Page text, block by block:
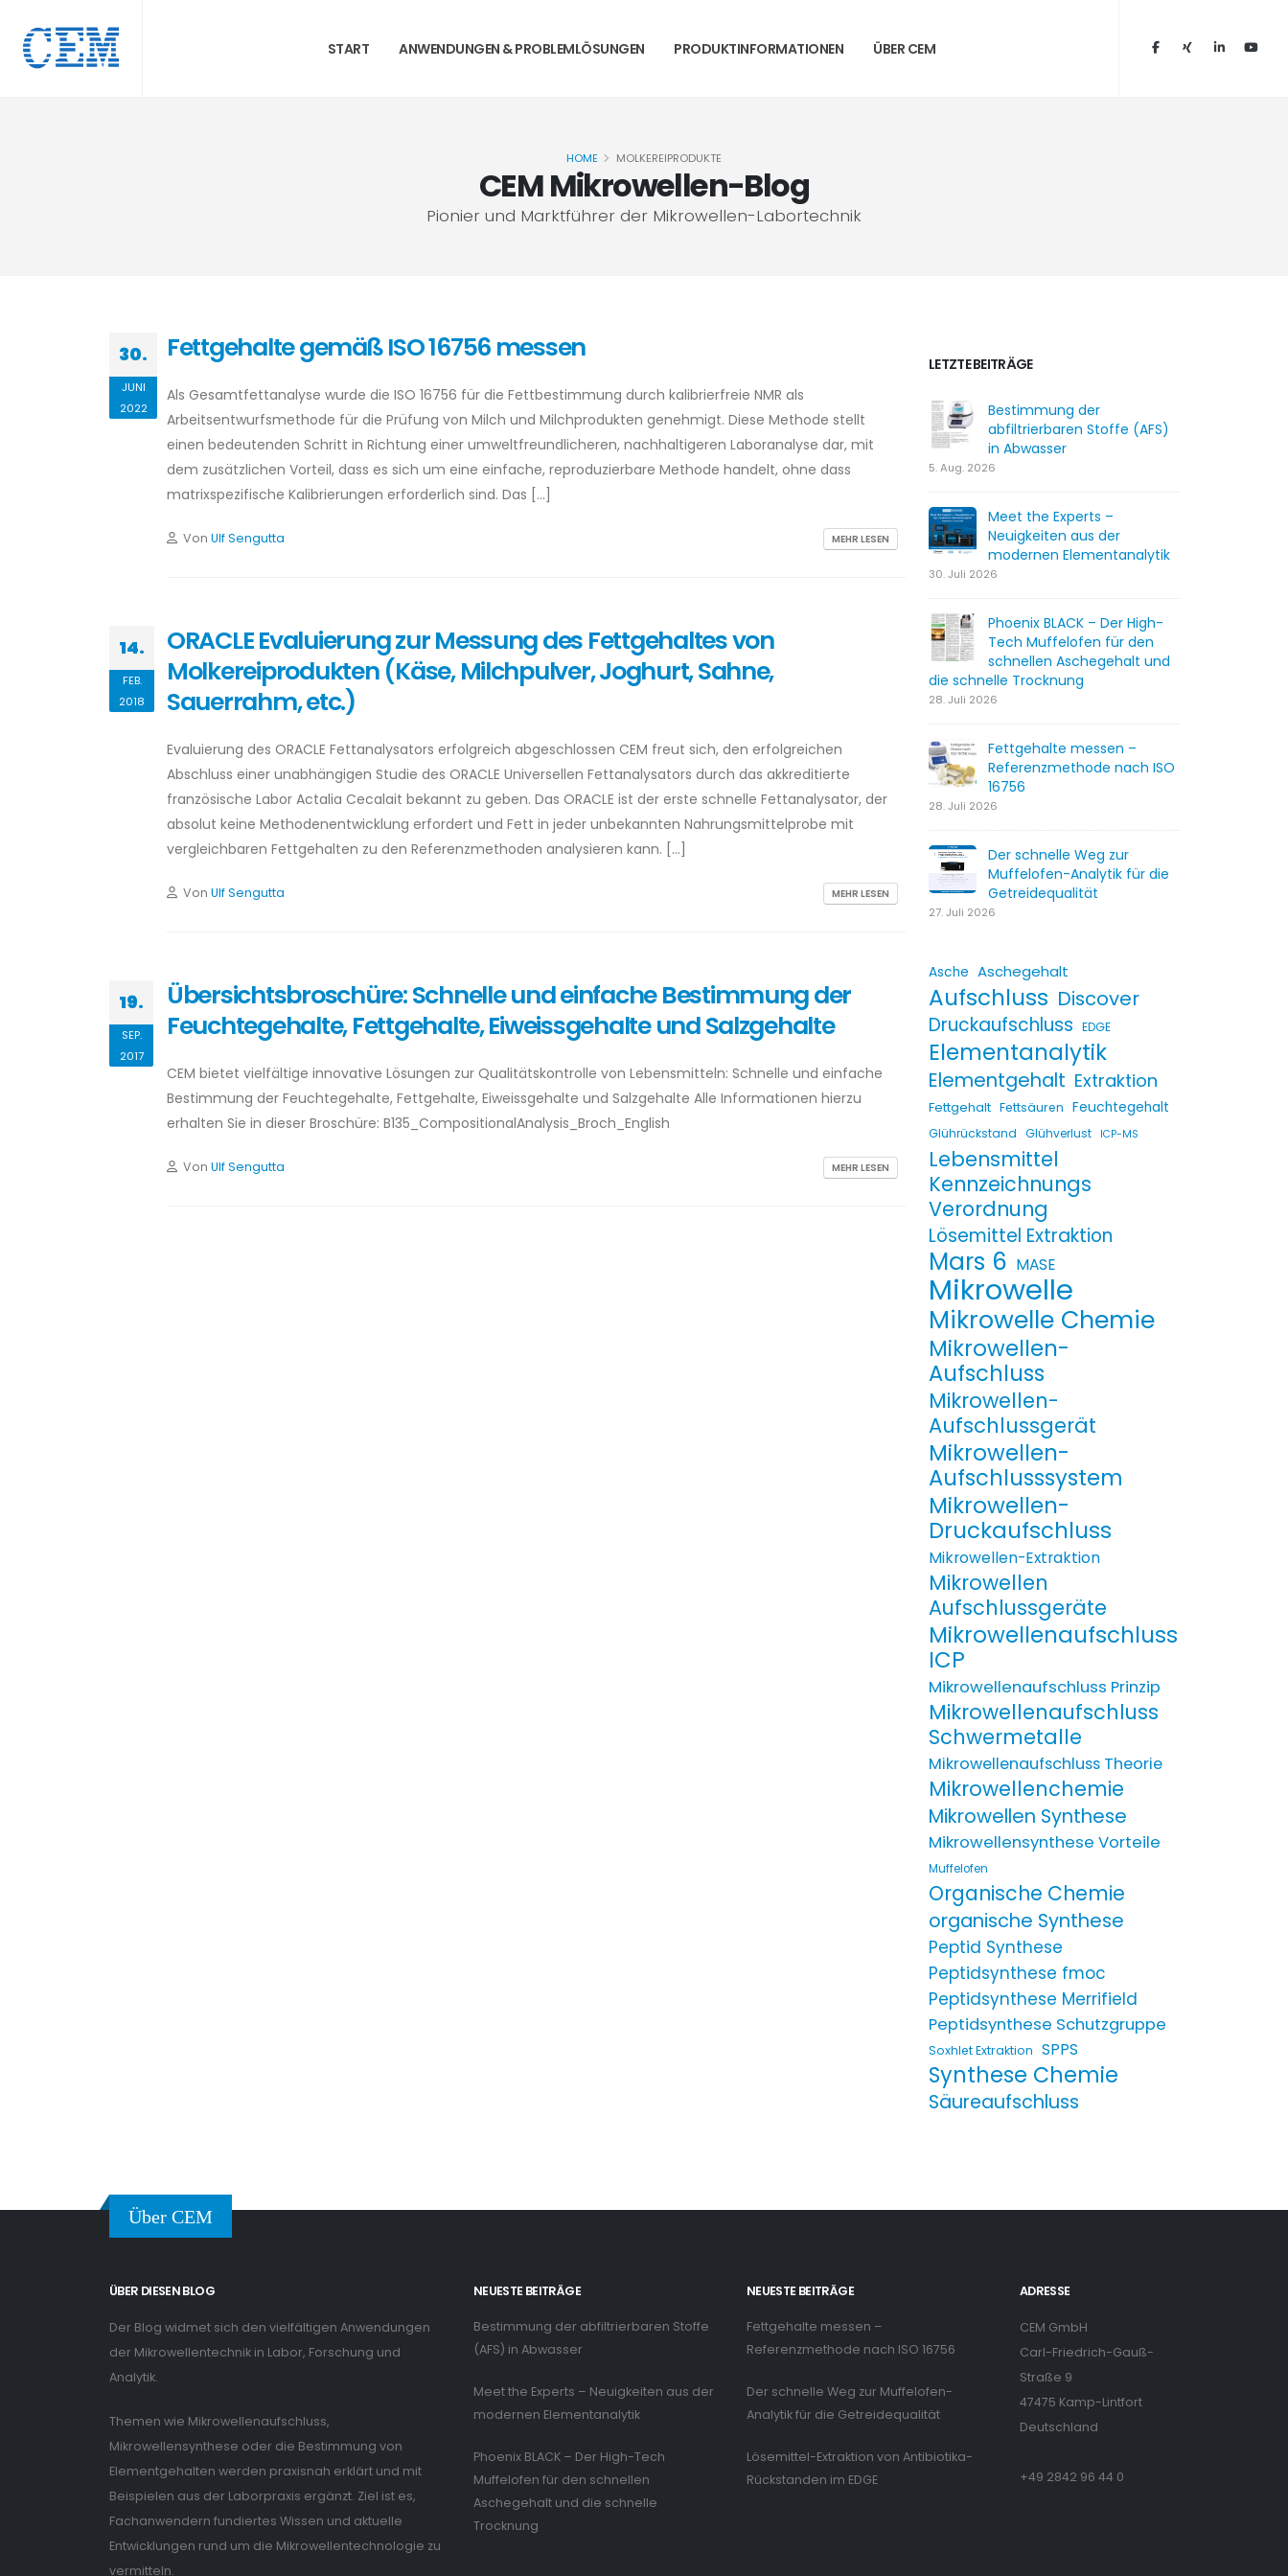
START ANWENDUNGEN & PROBLEMLÖSUNGEN PRODUKTINFORMATIONEN ÜBER CEM
CEM Mikrowellen-Blog
Pionier und Marktführer der Mikrowellen-Labortechnik
HOME MOLKEREIPRODUKTE
LETZTE BEITRÄGE
Bestimmung der
abfiltrierbaren Stoffe (AFS)
in Abwasser
5. Aug. 2026
Meet the Experts –
Neuigkeiten aus der
modernen Elementanalytik
30. Juli 2026
Phoenix BLACK – Der High-
Tech Muffelofen für den
schnellen Aschegehalt und
die schnelle Trocknung
28. Juli 2026
Fettgehalte messen –
Referenzmethode nach ISO
16756
28. Juli 2026
Der schnelle Weg zur
Muffelofen-Analytik für die
Getreidequalität
27. Juli 2026
Asche Aschegehalt
Aufschluss Discover
Druckaufschluss EDGE
Elementanalytik
Elementgehalt Extraktion
Fettgehalt Fettsäuren Feuchtegehalt
Glührückstand Glühverlust ICP-MS
Lebensmittel
Kennzeichnungs
Verordnung
Lösemittel Extraktion
Mars 6 MASE
Mikrowelle
Mikrowelle Chemie
Mikrowellen-
Aufschluss
Mikrowellen-
Aufschlussgerät
Mikrowellen-
Aufschlusssystem
Mikrowellen-
Druckaufschluss
Mikrowellen-Extraktion
Mikrowellen
Aufschlussgeräte
Mikrowellenaufschluss
ICP
Mikrowellenaufschluss Prinzip
Mikrowellenaufschluss
Schwermetalle
Mikrowellenaufschluss Theorie
Mikrowellenchemie
Mikrowellen Synthese
Mikrowellensynthese Vorteile
Muffelofen
Organische Chemie
organische Synthese
Peptid Synthese
Peptidsynthese fmoc
Peptidsynthese Merrifield
Peptidsynthese Schutzgruppe
Soxhlet Extraktion SPPS
Synthese Chemie
Säureaufschluss
30.
JUNI
2022
Fettgehalte gemäß ISO 16756 messen
Als Gesamtfettanalyse wurde die ISO 16756 für die Fettbestimmung durch kalibrierfreie NMR als
Arbeitsentwurfsmethode für die Prüfung von Milch und Milchprodukten genehmigt. Diese Methode stellt
einen bedeutenden Schritt in Richtung einer umweltfreundlicheren, nachhaltigeren Laboranalyse dar, mit
dem zusätzlichen Vorteil, dass es sich um eine einfache, reproduzierbare Methode handelt, ohne dass
matrixspezifische Kalibrierungen erforderlich sind. Das […]
Von Ulf Sengutta MEHR LESEN
14.
FEB.
2018
ORACLE Evaluierung zur Messung des Fettgehaltes von
Molkereiprodukten (Käse, Milchpulver, Joghurt, Sahne,
Sauerrahm, etc.)
Evaluierung des ORACLE Fettanalysators erfolgreich abgeschlossen CEM freut sich, den erfolgreichen
Abschluss einer unabhängigen Studie des ORACLE Universellen Fettanalysators durch das akkreditierte
französische Labor Actalia Cecalait bekannt zu geben. Das ORACLE ist der erste schnelle Fettanalysator, der
absolut keine Methodenentwicklung erfordert und Fett in jeder unbekannten Nahrungsmittelprobe mit
vergleichbaren Fettgehalten zu den Referenzmethoden analysieren kann. […]
Von Ulf Sengutta MEHR LESEN
19.
SEP.
2017
Übersichtsbroschüre: Schnelle und einfache Bestimmung der
Feuchtegehalte, Fettgehalte, Eiweissgehalte und Salzgehalte
CEM bietet vielfältige innovative Lösungen zur Qualitätskontrolle von Lebensmitteln: Schnelle und einfache
Bestimmung der Feuchtegehalte, Fettgehalte, Eiweissgehalte und Salzgehalte Alle Informationen hierzu
erhalten Sie in dieser Broschüre: B135_CompositionalAnalysis_Broch_English
Von Ulf Sengutta MEHR LESEN
Über CEM
ÜBER DIESEN BLOG
Der Blog widmet sich den vielfältigen Anwendungen
der Mikrowellentechnik in Labor, Forschung und
Analytik.
Themen wie Mikrowellenaufschluss,
Mikrowellensynthese oder die Bestimmung von
Elementgehalten werden praxisnah erklärt und mit
Beispielen aus der Laborpraxis ergänzt. Ziel ist es,
Fachanwendern fundiertes Wissen und aktuelle
Entwicklungen rund um die Mikrowellentechnologie zu
vermitteln.
NEUESTE BEITRÄGE
Bestimmung der abfiltrierbaren Stoffe
(AFS) in Abwasser
Meet the Experts – Neuigkeiten aus der
modernen Elementanalytik
Phoenix BLACK – Der High-Tech
Muffelofen für den schnellen
Aschegehalt und die schnelle
Trocknung
NEUESTE BEITRÄGE
Fettgehalte messen –
Referenzmethode nach ISO 16756
Der schnelle Weg zur Muffelofen-
Analytik für die Getreidequalität
Lösemittel-Extraktion von Antibiotika-
Rückstanden im EDGE
ADRESSE
CEM GmbH
Carl-Friedrich-Gauß-
Straße 9
47475 Kamp-Lintfort
Deutschland
+49 2842 96 44 0